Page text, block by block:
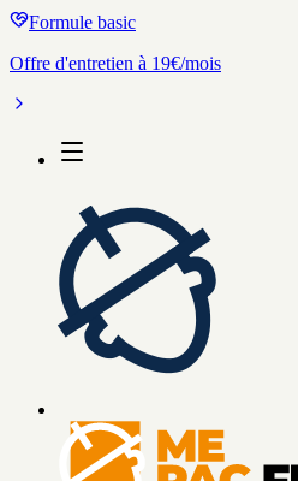
Formule basic
Offre d'entretien à 19€/mois